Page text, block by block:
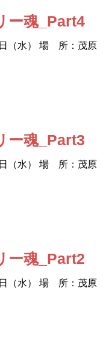
ー魂_Part4
（水） 場 所：茂原
ー魂_Part3
（水） 場 所：茂原
ー魂_Part2
（水） 場 所：茂原